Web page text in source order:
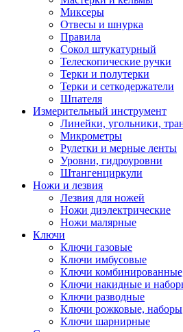
Миксеры
Отвесы и шнурка
Правила
Сокол штукатурный
Телескопические ручки
Терки и полутерки
Терки и сеткодержатели
Шпателя
Измерительный инструмент
Линейки, угольники,
Микрометры
Рулетки и мерные ленты
Уровни, гидроуровни
Штангенциркули
Ножи и лезвия
Лезвия для ножей
Ножи диэлектрические
Ножи малярные
Ключи
Ключи газовые
Ключи имбусовые
Ключи
Ключи накидные и
Ключи разводные
Ключи рожковые, наборы
Ключи шарнирные